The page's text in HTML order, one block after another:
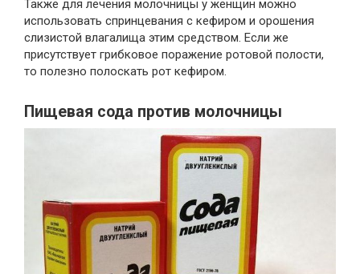
Также для лечения молочницы у женщин можно
использовать спринцевания с кефиром и орошения
слизистой влагалища этим средством. Если же
присутствует грибковое поражение ротовой полости,
то полезно полоскать рот кефиром.
Пищевая сода против молочницы